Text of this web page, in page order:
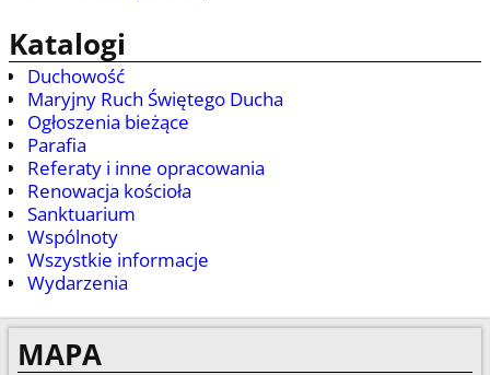
Katalogi
Duchowość
Maryjny Ruch Świętego Ducha
Ogłoszenia bieżące
Parafia
Referaty i inne opracowania
Renowacja kościoła
Sanktuarium
Wspólnoty
Wszystkie informacje
Wydarzenia
MAPA